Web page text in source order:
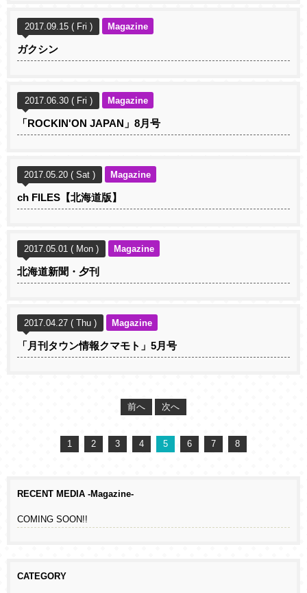
2017.09.15 ( Fri ) Magazine
ガクシン
2017.06.30 ( Fri ) Magazine
「ROCKIN'ON JAPAN」8月号
2017.05.20 ( Sat ) Magazine
ch FILES【北海道版】
2017.05.01 ( Mon ) Magazine
北海道新聞・夕刊
2017.04.27 ( Thu ) Magazine
「月刊タウン情報クマモト」5月号
前へ 次へ
1 2 3 4 5 6 7 8
RECENT MEDIA -Magazine-
COMING SOON!!
CATEGORY